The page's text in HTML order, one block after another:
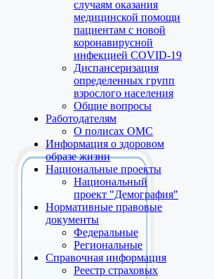
случаям оказания
медицинской помощи
пациентам с новой
коронавирусной
инфекцией COVID-19
Диспансеризация
определенных групп
взрослого населения
Общие вопросы
Работодателям
О полисах ОМС
Информация о здоровом
образе жизни
Национальные проекты
Национальный
проект "Демография"
Нормативные правовые
документы
Федеральные
Региональные
Справочная информация
Реестр страховых